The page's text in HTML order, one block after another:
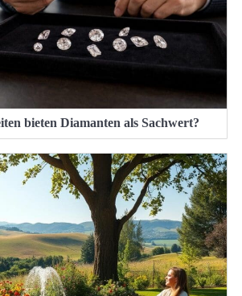
bieten Diamanten als Sachwert?